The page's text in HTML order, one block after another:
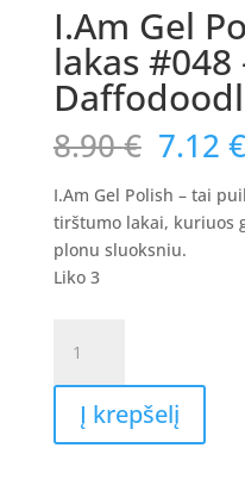
I.Am Gel
lakas #048
8.90€
price
was:
8.90
7.12 €
I.Am Gel Polish – tai
tirštumo lakai, kuriuos
plonu sluoksniu.
Liko 3
kiekis:
I.Am
Polish
Į krepšelį